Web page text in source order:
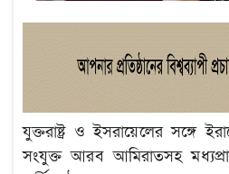
যুক্তরাষ্ট্র ও ইসরায়েলের সঙ্গে
সংযুক্ত আরব আমিরাতসহ